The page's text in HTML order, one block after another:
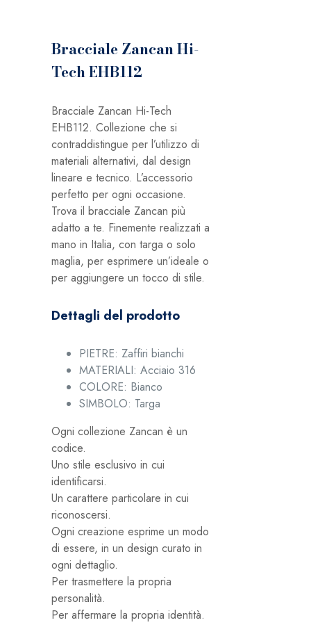
Bracciale Zancan Hi-
Tech EHB112
Bracciale Zancan Hi-Tech
EHB112. Collezione che si
contraddistingue per l’utilizzo di
materiali alternativi, dal design
lineare e tecnico. L’accessorio
perfetto per ogni occasione.
Trova il bracciale Zancan più
adatto a te. Finemente realizzati a
mano in Italia, con targa o solo
maglia, per esprimere un’ideale o
per aggiungere un tocco di stile.
Dettagli del prodotto
PIETRE: Zaffiri bianchi
MATERIALI: Acciaio 316
COLORE: Bianco
SIMBOLO: Targa
Ogni collezione Zancan è un
codice.
Uno stile esclusivo in cui
identificarsi.
Un carattere particolare in cui
riconoscersi.
Ogni creazione esprime un modo
di essere, in un design curato in
ogni dettaglio.
Per trasmettere la propria
personalità.
Per affermare la propria identità.